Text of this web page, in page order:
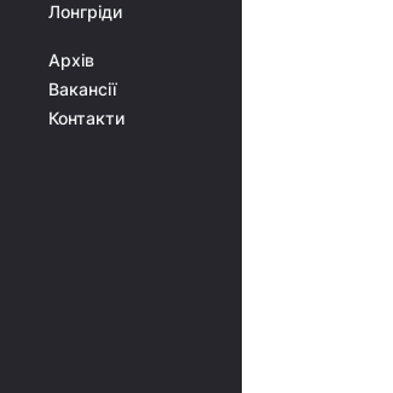
Лонгріди
Архів
Вакансії
Контакти